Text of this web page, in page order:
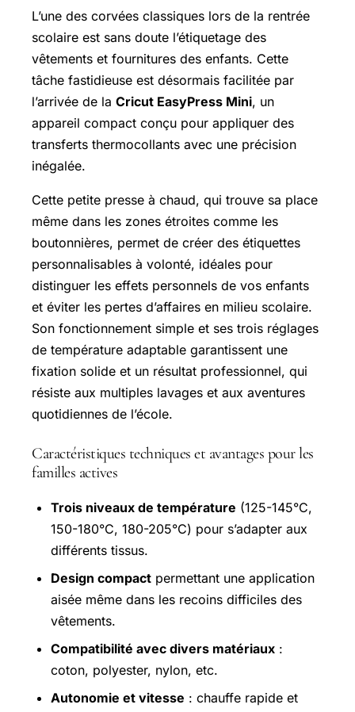
L’une des corvées classiques lors de la rentrée
scolaire est sans doute l’étiquetage des
vêtements et fournitures des enfants. Cette
tâche fastidieuse est désormais facilitée par
l’arrivée de la Cricut EasyPress Mini, un
appareil compact conçu pour appliquer des
transferts thermocollants avec une précision
inégalée.
Cette petite presse à chaud, qui trouve sa place
même dans les zones étroites comme les
boutonnières, permet de créer des étiquettes
personnalisables à volonté, idéales pour
distinguer les effets personnels de vos enfants
et éviter les pertes d’affaires en milieu scolaire.
Son fonctionnement simple et ses trois réglages
de température adaptable garantissent une
fixation solide et un résultat professionnel, qui
résiste aux multiples lavages et aux aventures
quotidiennes de l’école.
Caractéristiques techniques et avantages pour les
familles actives
Trois niveaux de température (125-145°C,
150-180°C, 180-205°C) pour s’adapter aux
différents tissus.
Design compact permettant une application
aisée même dans les recoins difficiles des
vêtements.
Compatibilité avec divers matériaux :
coton, polyester, nylon, etc.
Autonomie et vitesse : chauffe rapide et